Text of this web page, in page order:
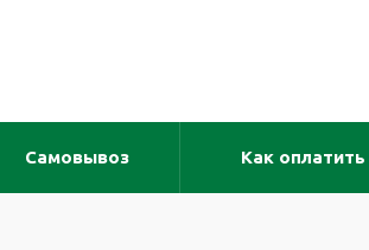
Самовывоз Как оплатить